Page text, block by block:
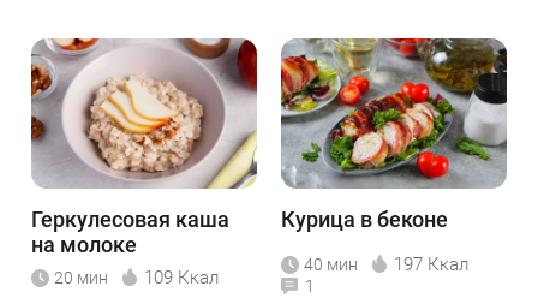
Геркулесовая каша
на молоке
20 мин 109 Ккал
Курица в беконе
40 мин 197 Ккал
1